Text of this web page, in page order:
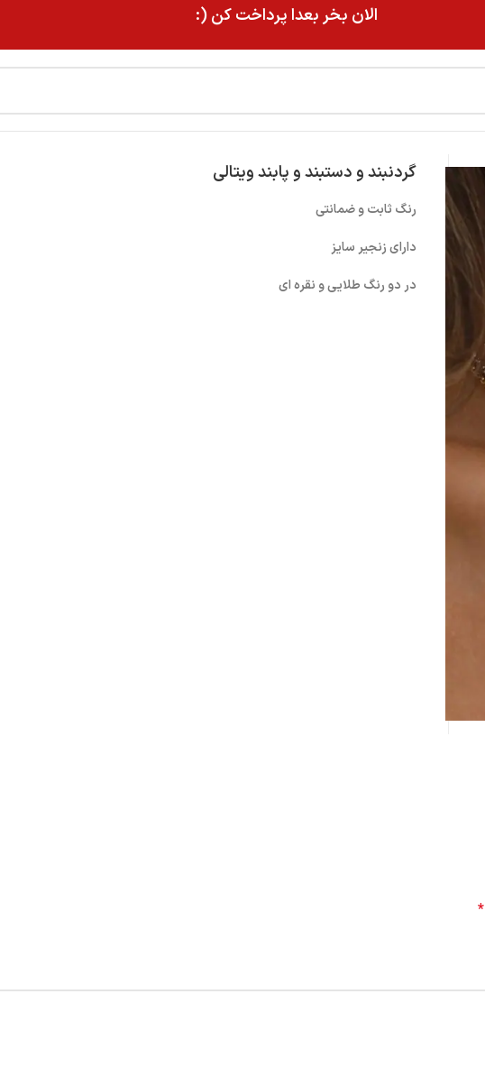
الان بخر بعدا پرداخت کن (:
گردنبند و دستبند و پابند ویتالی
رنگ ثابت و ضمانتی
دارای زنجیر سایز
در دو رنگ طلایی و نقره ای
*